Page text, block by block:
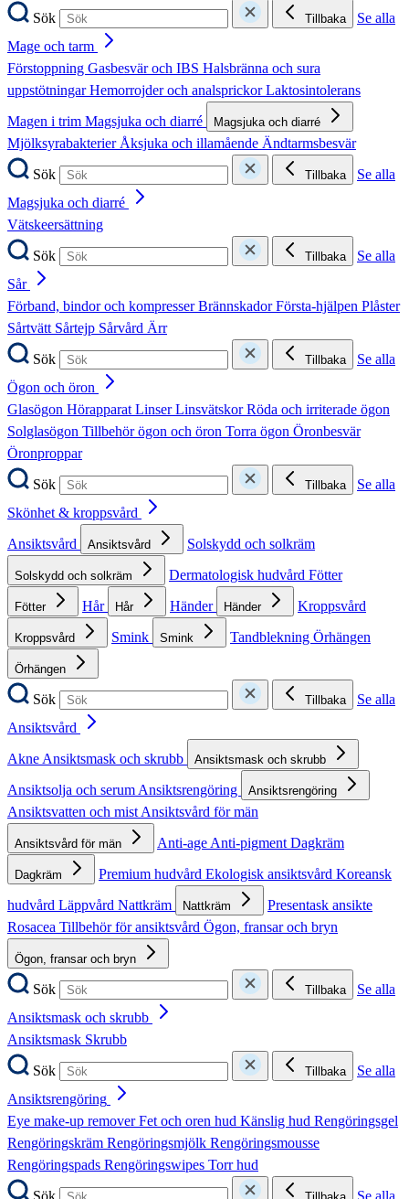
Sök
Tillbaka
Se alla
Mage och tarm
Förstoppning Gasbesvär och IBS Halsbränna och sura
uppstötningarHemorrojder och analsprickorLaktosintolerans
Magen i trim Magsjuka och diarré Magsjuka och diarré
MjölksyrabakterierÅksjuka och illamående Ändtarmsbesvär
Sök
Tillbaka
Se alla
Magsjuka och diarré
Vätskeersättning
Sök
Tillbaka
Se alla
Sår
Förband, bindor och kompresserBrännskadorFörsta-hjälpen Plåster
Sårtvätt Sårtejp Sårvård Ärr
Sök
Tillbaka
Se alla
Ögon och öron
Glasögon HörapparatLinserLinsvätskorRöda och irriterade ögon
Solglasögon Tillbehör ögon och öron Torra ögon Öronbesvär
Öronproppar
Sök
Tillbaka
Se alla
Skönhet & kroppsvård
Ansiktsvård
Ansiktsvård Solskydd och solkräm
Solskydd och solkräm Dermatologisk hudvård Fötter
Fötter Hår Hår Händer Händer Kroppsvård
Kroppsvård Smink Smink Tandblekning Örhängen
Örhängen
Sök Tillbaka
Se alla
Ansiktsvård
AkneAnsiktsmask och skrubb Ansiktsmask och skrubb
Ansiktsolja och serumAnsiktsrengöring Ansiktsrengöring
Ansiktsvatten och mistAnsiktsvård för män
Ansiktsvård för män Anti-ageAnti-pigmentDagkräm
Dagkräm Premium hudvård Ekologisk ansiktsvård Koreansk
hudvård Läppvård Nattkräm Nattkräm
Presentask ansikte
Rosacea Tillbehör för ansiktsvård Ögon, fransar och bryn
Ögon, fransar och bryn
Sök Tillbaka
Se alla
Ansiktsmask och skrubb
Ansiktsmask Skrubb
Sök
Tillbaka
Se alla
Ansiktsrengöring
Eye make-up removerFet och oren hud Känslig hud Rengöringsgel
Rengöringskräm Rengöringsmjölk Rengöringsmousse
Rengöringspads Rengöringswipes Torr hud